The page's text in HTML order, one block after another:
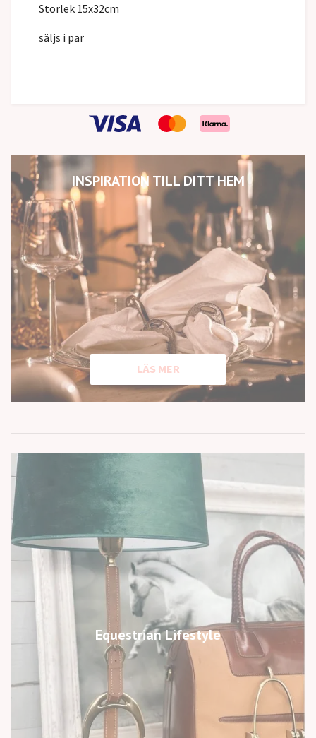
INSPIRATION TILL DITT HEM
LÄS MER
Equestrian Lifestyle
Storlek 15x32cm
säljs i par